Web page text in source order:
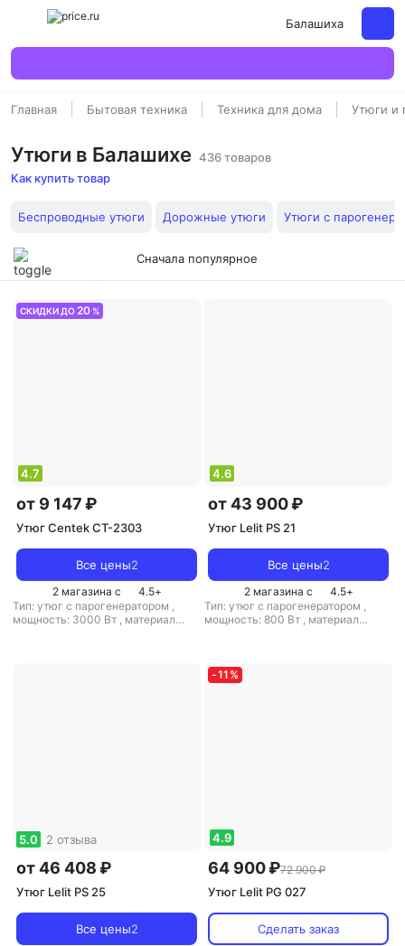
Балашиха
Главная Бытовая техника Техника для дома Утюги и
Утюги в Балашихе 436 товаров
Как купить товар
Беспроводные утюги Дорожные утюги Утюги с
Сначала популярное
СКИДКИ ДО20 %
4.7
от 9 147 ₽
Утюг Centek CT-2303
Все цены2
2 магазина с 4.5+
Тип: утюг с парогенератором ,
мощность: 3000 Вт , материал
4.6
от 43 900 ₽
Утюг Lelit PS 21
Все цены2
2 магазина с 4.5+
Тип: утюг с парогенератором ,
мощность: 800 Вт , материал
5.0 2 отзыва
от 46 408 ₽
Утюг Lelit PS 25
Все цены2
-11 %
4.9
64 900 ₽72 900 ₽
Утюг Lelit PG 027
Сделать заказ